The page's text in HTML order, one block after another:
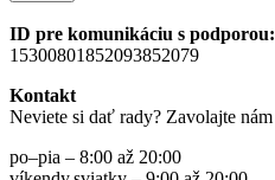
ID pre komunikáciu s podporou:
15300801852093852079
Kontakt
Neviete si dať rady? Zavolajte nám
po–pia – 8:00 až 20:00